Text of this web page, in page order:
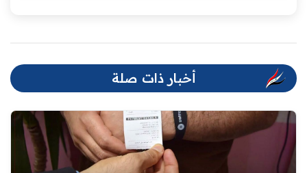
أخبار ذات صلة